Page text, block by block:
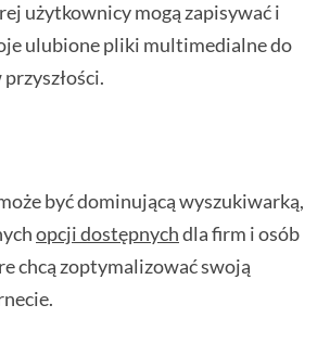
użytkownicy mogą zapisywać i
ulubione pliki multimedialne do
być dominującą wyszukiwarką,
opcji dostępnychdla firm i osób
chcą zoptymalizować swoją